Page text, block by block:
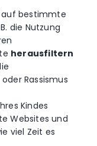
auf bestimmte
die Nutzung
herausfiltern
Rassismus
Kindes
Websites und
viel Zeit es